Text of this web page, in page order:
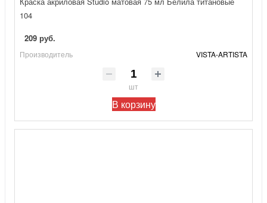
104
209 руб.
Производитель VISTA-ARTISTA
шт
В корзину